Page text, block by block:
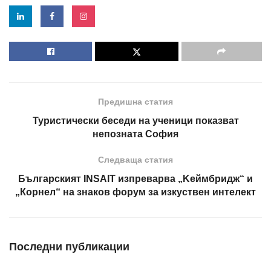
Предишна статия
Туристически беседи на ученици показват
непозната София
Следваща статия
Българският INSAIT изпреварва „Kеймбридж“ и
„Корнел“ на знаков форум за изкуствен интелект
Последни публикации